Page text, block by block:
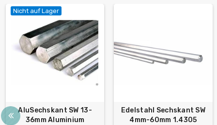
Nicht auf Lager
AluSechskant SW 13-
36mm Aluminium
Edelstahl Sechskant SW
4mm-60mm 1.4305